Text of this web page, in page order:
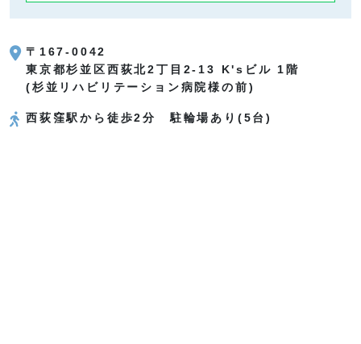
〒167-0042
東京都杉並区西荻北2丁目2-13 K'sビル 1階
(杉並リハビリテーション病院様の前)
西荻窪駅から徒歩2分 駐輪場あり(5台)